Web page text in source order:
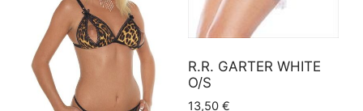
R.R. GARTER WHITE
O/S
13,50 €